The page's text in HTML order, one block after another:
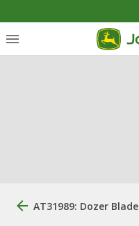
AT31989: Dozer Blade